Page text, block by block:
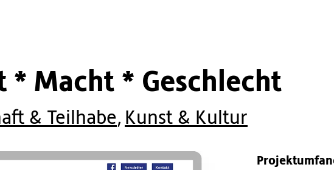
* Macht * Geschlecht
& Teilhabe, Kunst & Kultur